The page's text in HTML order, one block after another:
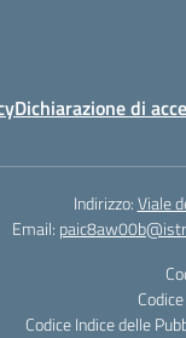
Dichiarazione di
Indirizzo:Viale
Email:
Codice Indice delle